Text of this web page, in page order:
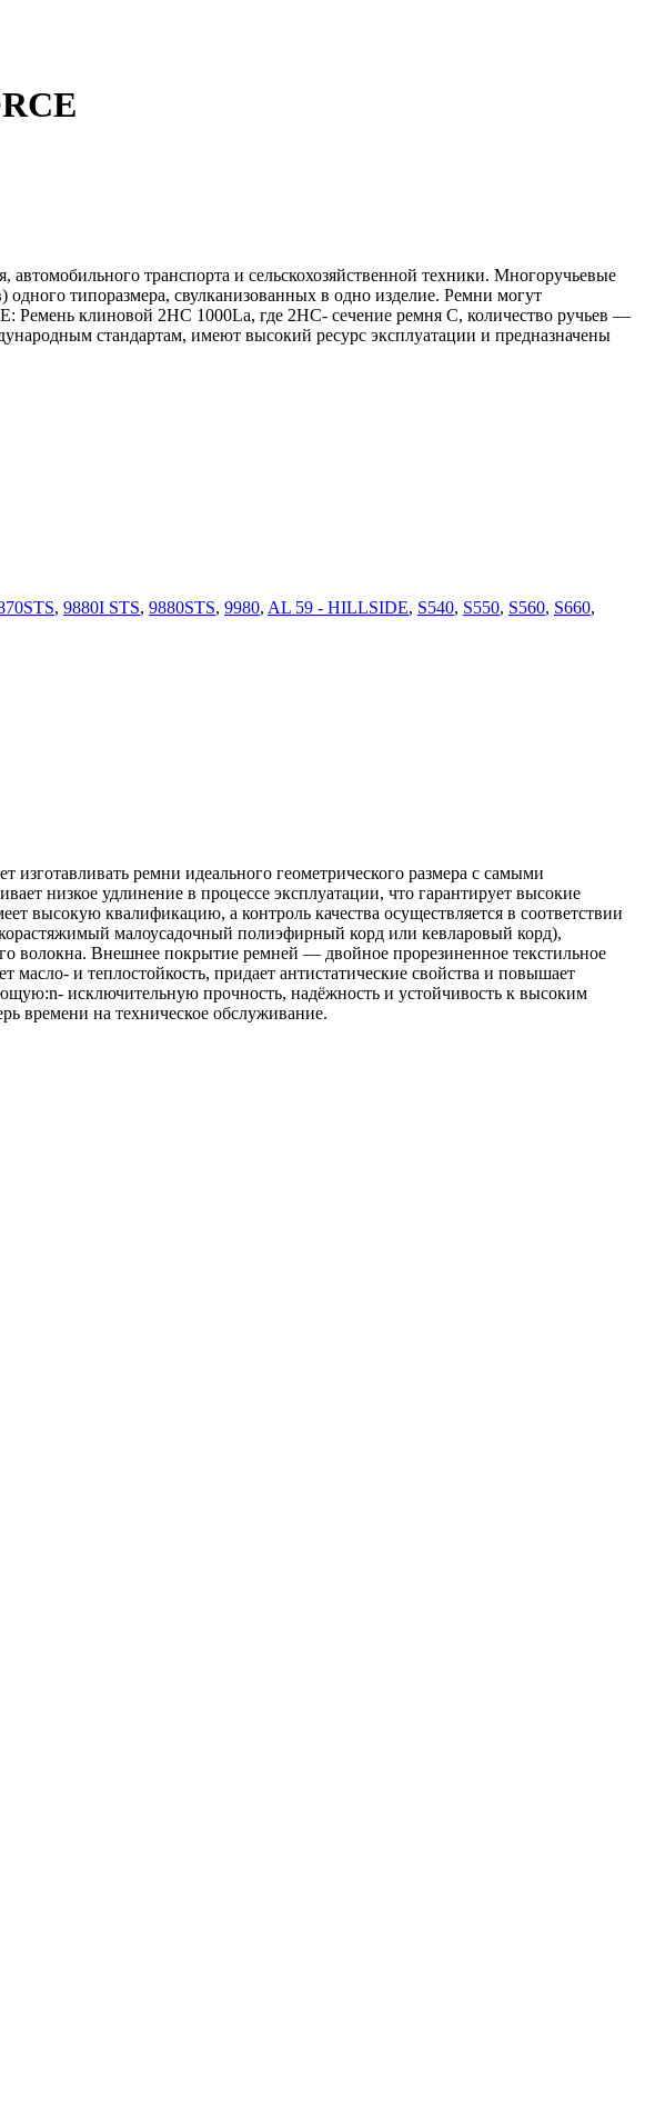
транспорта и сельскохозяйственной техники. Многоручьевые
типоразмера, свулканизованных в одно изделие. Ремни могут
Ремень клиновой 2HC 1000La, где 2HC- сечение ремня C, количество ручьев —
стандартам, имеют высокий ресурс эксплуатации и предназначены
, 9880I STS, 9880STS, 9980, AL 59 - HILLSIDE, S540, S550, S560, S660,
ремни идеального геометрического размера с самыми
низкое удлинение в процессе эксплуатации, что гарантирует высокие
высокую квалификацию, а контроль качества осуществляется в соответствии
малоусадочный полиэфирный корд или кевларовый корд),
волокна. Внешнее покрытие ремней — двойное прорезиненное текстильное
и теплостойкость, придает антистатические свойства и повышает
исключительную прочность, надёжность и устойчивость к высоким
времени на техническое обслуживание.